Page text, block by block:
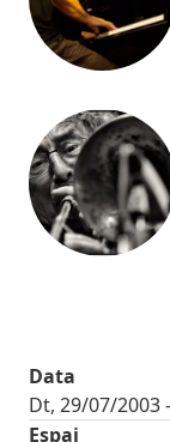
Data
Dt, 29/07/2003
Espai